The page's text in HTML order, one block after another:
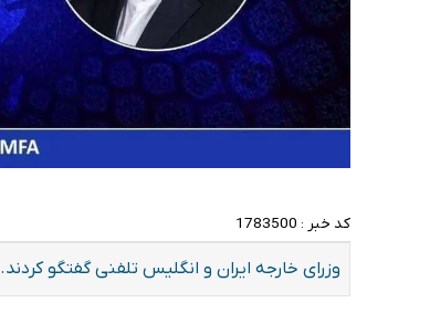
کد خبر : 1783500
وزرای خارجه ایران و انگلیس تلفنی گفتگو کردند.